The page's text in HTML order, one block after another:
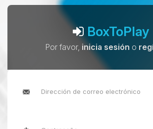
BoxToPlay
Por favor, inicia sesión o